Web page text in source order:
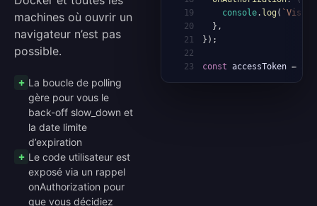
machines où ouvrir un
navigateur n’est pas
possible.
La boucle de polling
gère pour vous le
back-off slow_down et
la date limite
d’expiration
Le code utilisateur est
exposé via un rappel
onAuthorization pour
que vous décidiez
19
console. log ( ` Visit
20
} ,
21
} ) ;
22
23
const accessToken =